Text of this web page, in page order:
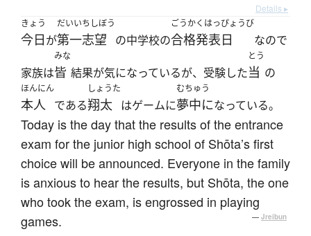
Details ▸
きょう
今日が
だいいちしぼう
第一志望 の中学校の
ごうかくはっぴょうび
合格発表日 なので
家族は
みな
皆 結果が気になっているが、受験した
とう
当 の
ほんにん
本人 である
しょうた
翔太 はゲームに
むちゅう
夢中になっている。
Today is the day that the results of the entrance
exam for the junior high school of Shōta’s first
choice will be announced. Everyone in the family
is anxious to hear the results, but Shōta, the one
who took the exam, is engrossed in playing
games.
— Jreibun